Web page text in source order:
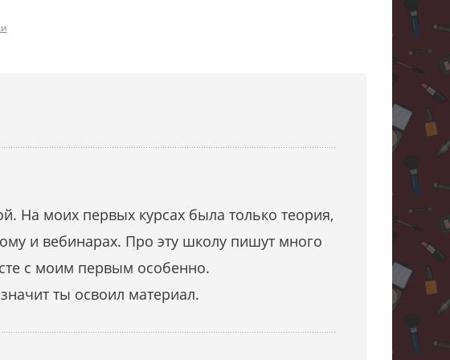
На моих первых курсах была только теория,
и вебинарах. Про эту школу пишут много
с моим первым особенно.
ты освоил материал.